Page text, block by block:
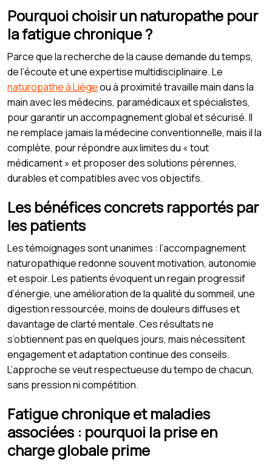
Pourquoi choisir un naturopathe pour
la fatigue chronique ?
Parce que la recherche de la cause demande du temps,
de l’écoute et une expertise multidisciplinaire. Le
naturopathe à Liègeou à proximité travaille main dans la
main avec les médecins, paramédicaux et spécialistes,
pour garantir un accompagnement global et sécurisé. Il
ne remplace jamais la médecine conventionnelle, mais il la
complète, pour répondre aux limites du « tout
médicament » et proposer des solutions pérennes,
durables et compatibles avec vos objectifs.
Les bénéfices concrets rapportés par
les patients
Les témoignages sont unanimes : l’accompagnement
naturopathique redonne souvent motivation, autonomie
et espoir. Les patients évoquent un regain progressif
d’énergie, une amélioration de la qualité du sommeil, une
digestion ressourcée, moins de douleurs diffuses et
davantage de clarté mentale. Ces résultats ne
s’obtiennent pas en quelques jours, mais nécessitent
engagement et adaptation continue des conseils.
L’approche se veut respectueuse du tempo de chacun,
sans pression ni compétition.
Fatigue chronique et maladies
associées : pourquoi la prise en
charge globale prime